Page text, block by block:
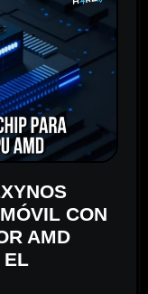
CON
AMD
EL